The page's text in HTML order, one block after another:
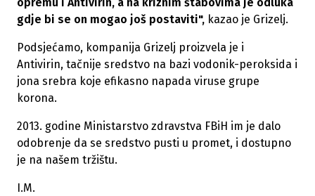
gdje bi se on mogao još postaviti", kazao je Grizelj.
Podsjećamo, kompanija Grizelj proizvela je i
Antivirin, tačnije sredstvo na bazi vodonik-peroksida i
jona srebra koje efikasno napada viruse grupe
korona.
2013. godine Ministarstvo zdravstva FBiH im je dalo
odobrenje da se sredstvo pusti u promet, i dostupno
je na našem tržištu.
I.M.